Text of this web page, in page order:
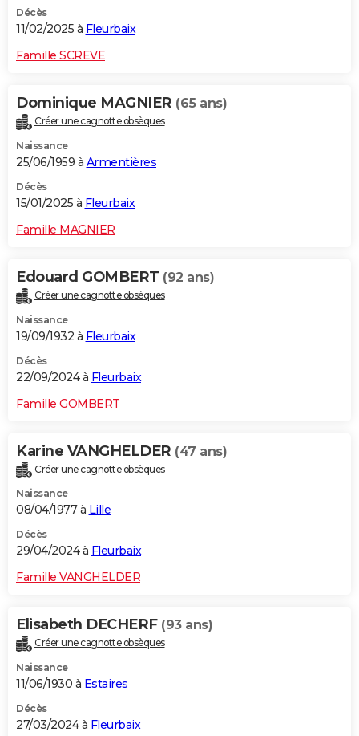
Décès
11/02/2025 à Fleurbaix
Famille SCREVE
Dominique MAGNIER (65 ans)
Créer une cagnotte obsèques
Naissance
25/06/1959 à Armentières
Décès
15/01/2025 à Fleurbaix
Famille MAGNIER
Edouard GOMBERT (92 ans)
Créer une cagnotte obsèques
Naissance
19/09/1932 à Fleurbaix
Décès
22/09/2024 à Fleurbaix
Famille GOMBERT
Karine VANGHELDER (47 ans)
Créer une cagnotte obsèques
Naissance
08/04/1977 à Lille
Décès
29/04/2024 à Fleurbaix
Famille VANGHELDER
Elisabeth DECHERF (93 ans)
Créer une cagnotte obsèques
Naissance
11/06/1930 à Estaires
Décès
27/03/2024 à Fleurbaix